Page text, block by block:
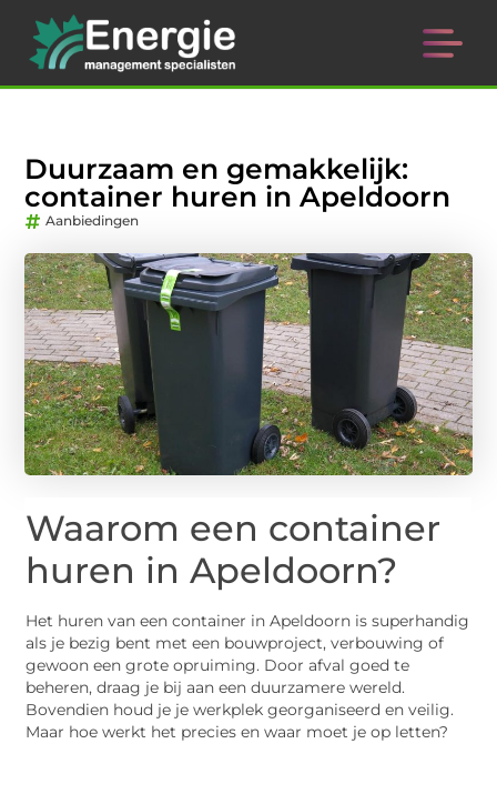
Duurzaam en gemakkelijk:
container huren in Apeldoorn
Aanbiedingen
Waarom een container
huren in Apeldoorn?
Het huren van een container in Apeldoorn is superhandig
als je bezig bent met een bouwproject, verbouwing of
gewoon een grote opruiming. Door afval goed te
beheren, draag je bij aan een duurzamere wereld.
Bovendien houd je je werkplek georganiseerd en veilig.
Maar hoe werkt het precies en waar moet je op letten?